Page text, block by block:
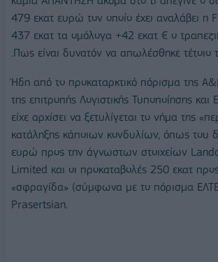
479 εκατ ευρώ τον οποίο έχει αναλάβει η
437 εκατ τα ομόλογα +42 εκατ € ο
.Πως είναι δυνατόν να απωλέσθηκε τέτοιο
Ήδη από το προκαταρκτικό πόρισμα της
της επιτροπής Λογιστικής Τυποποίησης
είχε αρχίσει να ξετυλίγεται το νήμα της
κατάληξης κάποιων κονδυλίων, όπως του
ευρώ προς την άγνωστων στοιχείων
Limited και οι προκαταβολές 250 εκατ προς
«σφραγίδα» (σύμφωνα με το πόρισμα
Prasertsian.